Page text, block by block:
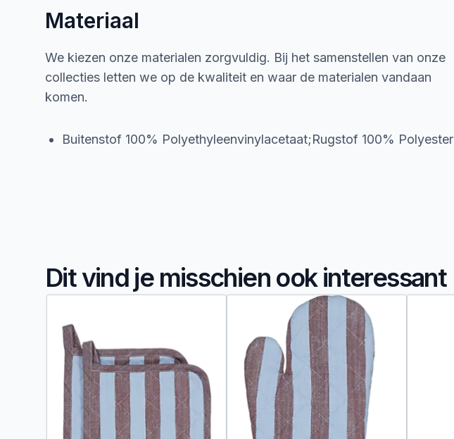
Materiaal
We kiezen onze materialen zorgvuldig. Bij het samenstellen van onze
collecties letten we op de kwaliteit en waar de materialen vandaan
komen.
Buitenstof 100% Polyethyleenvinylacetaat;Rugstof 100% Polyester
Dit vind je misschien ook interessant